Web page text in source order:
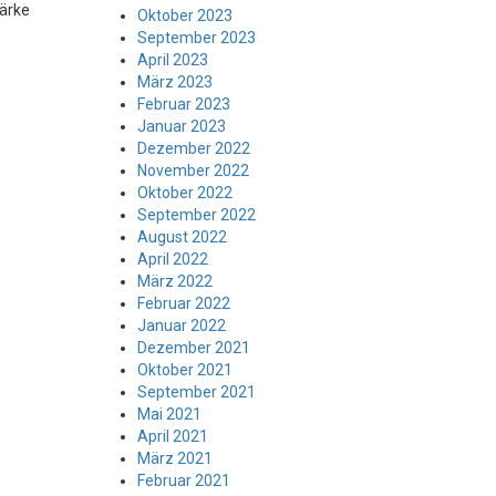
Oktober 2023
September 2023
April 2023
März 2023
Februar 2023
Januar 2023
Dezember 2022
November 2022
Oktober 2022
September 2022
August 2022
April 2022
März 2022
Februar 2022
Januar 2022
Dezember 2021
Oktober 2021
September 2021
Mai 2021
April 2021
März 2021
Februar 2021